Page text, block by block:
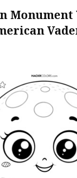
Monument